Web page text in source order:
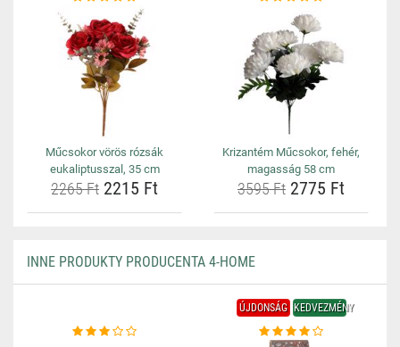
Műcsokor vörös rózsák
eukaliptusszal, 35 cm
2265 Ft 2215 Ft
Krizantém Műcsokor, fehér,
magasság 58 cm
3595 Ft 2775 Ft
INNE PRODUKTY PRODUCENTA 4-HOME
ÚJDONSÁG KEDVEZMÉNY